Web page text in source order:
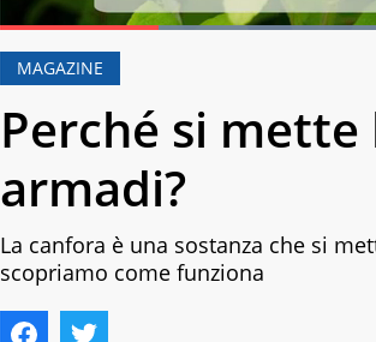
PauseUnmuteCurrent Time
0:18
Loaded:
MAGAZINE
Perché si
armadi?
La canfora è una sostanza che si
scopriamo come funziona